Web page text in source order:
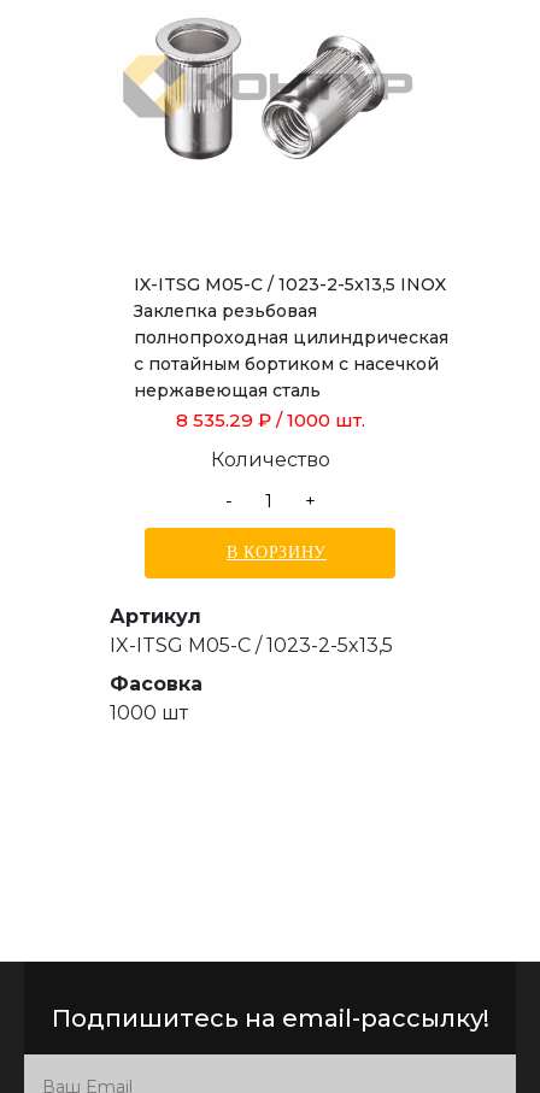
IX-ITSG M05-C / 1023-2-5x13,5 INOX
Заклепка резьбовая
полнопроходная цилиндрическая
с потайным бортиком с насечкой
нержавеющая сталь
8 535.29 ₽ / 1000 шт.
Количество
-
+
В КОРЗИНУ
Артикул
IX-ITSG M05-C / 1023-2-5x13,5
Фасовка
1000 шт
Подпишитесь на email-рассылку!